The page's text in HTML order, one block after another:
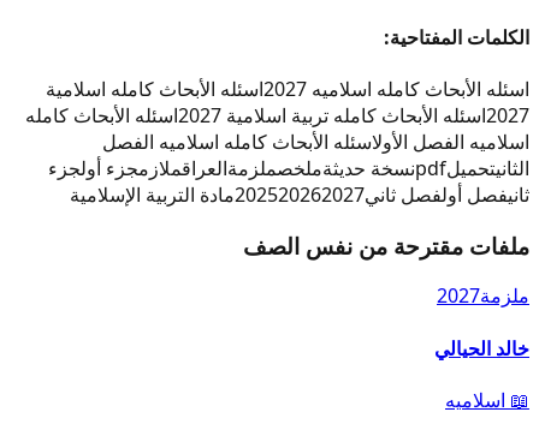
الكلمات المفتاحية:
اسئله الأبحاث كامله اسلاميه 2027
اسئله الأبحاث كامله اسلامية
2027اسئله الأبحاث كامله تربية اسلامية 2027
اسئله الأبحاث كامله
اسلاميه الفصل الأولاسئله الأبحاث كامله اسلاميه الفصل
الثانيتحميلpdfنسخة حديثةملخصملزمةالعراقملازمجزء أولجزء
ثانيفصل أولفصل ثاني 202520262027 مادة التربية الإسلامية
ملفات مقترحة من نفس الصف
ملزمة2027
خالد الحيالي
📖 اسلاميه